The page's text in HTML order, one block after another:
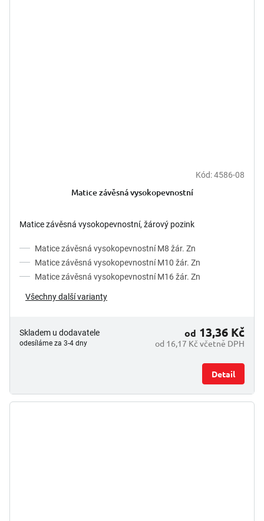
Kód:4586-08
Matice závěsná vysokopevnostní
Matice závěsná vysokopevnostní, žárový pozink
Matice závěsná vysokopevnostní M8 žár. Zn
Matice závěsná vysokopevnostní M10 žár. Zn
Matice závěsná vysokopevnostní M16 žár. Zn
Všechny další varianty
Skladem u dodavatele
odesíláme za 3-4 dny od 16,17 Kč včetně DPH
od 13,36 Kč
Detail